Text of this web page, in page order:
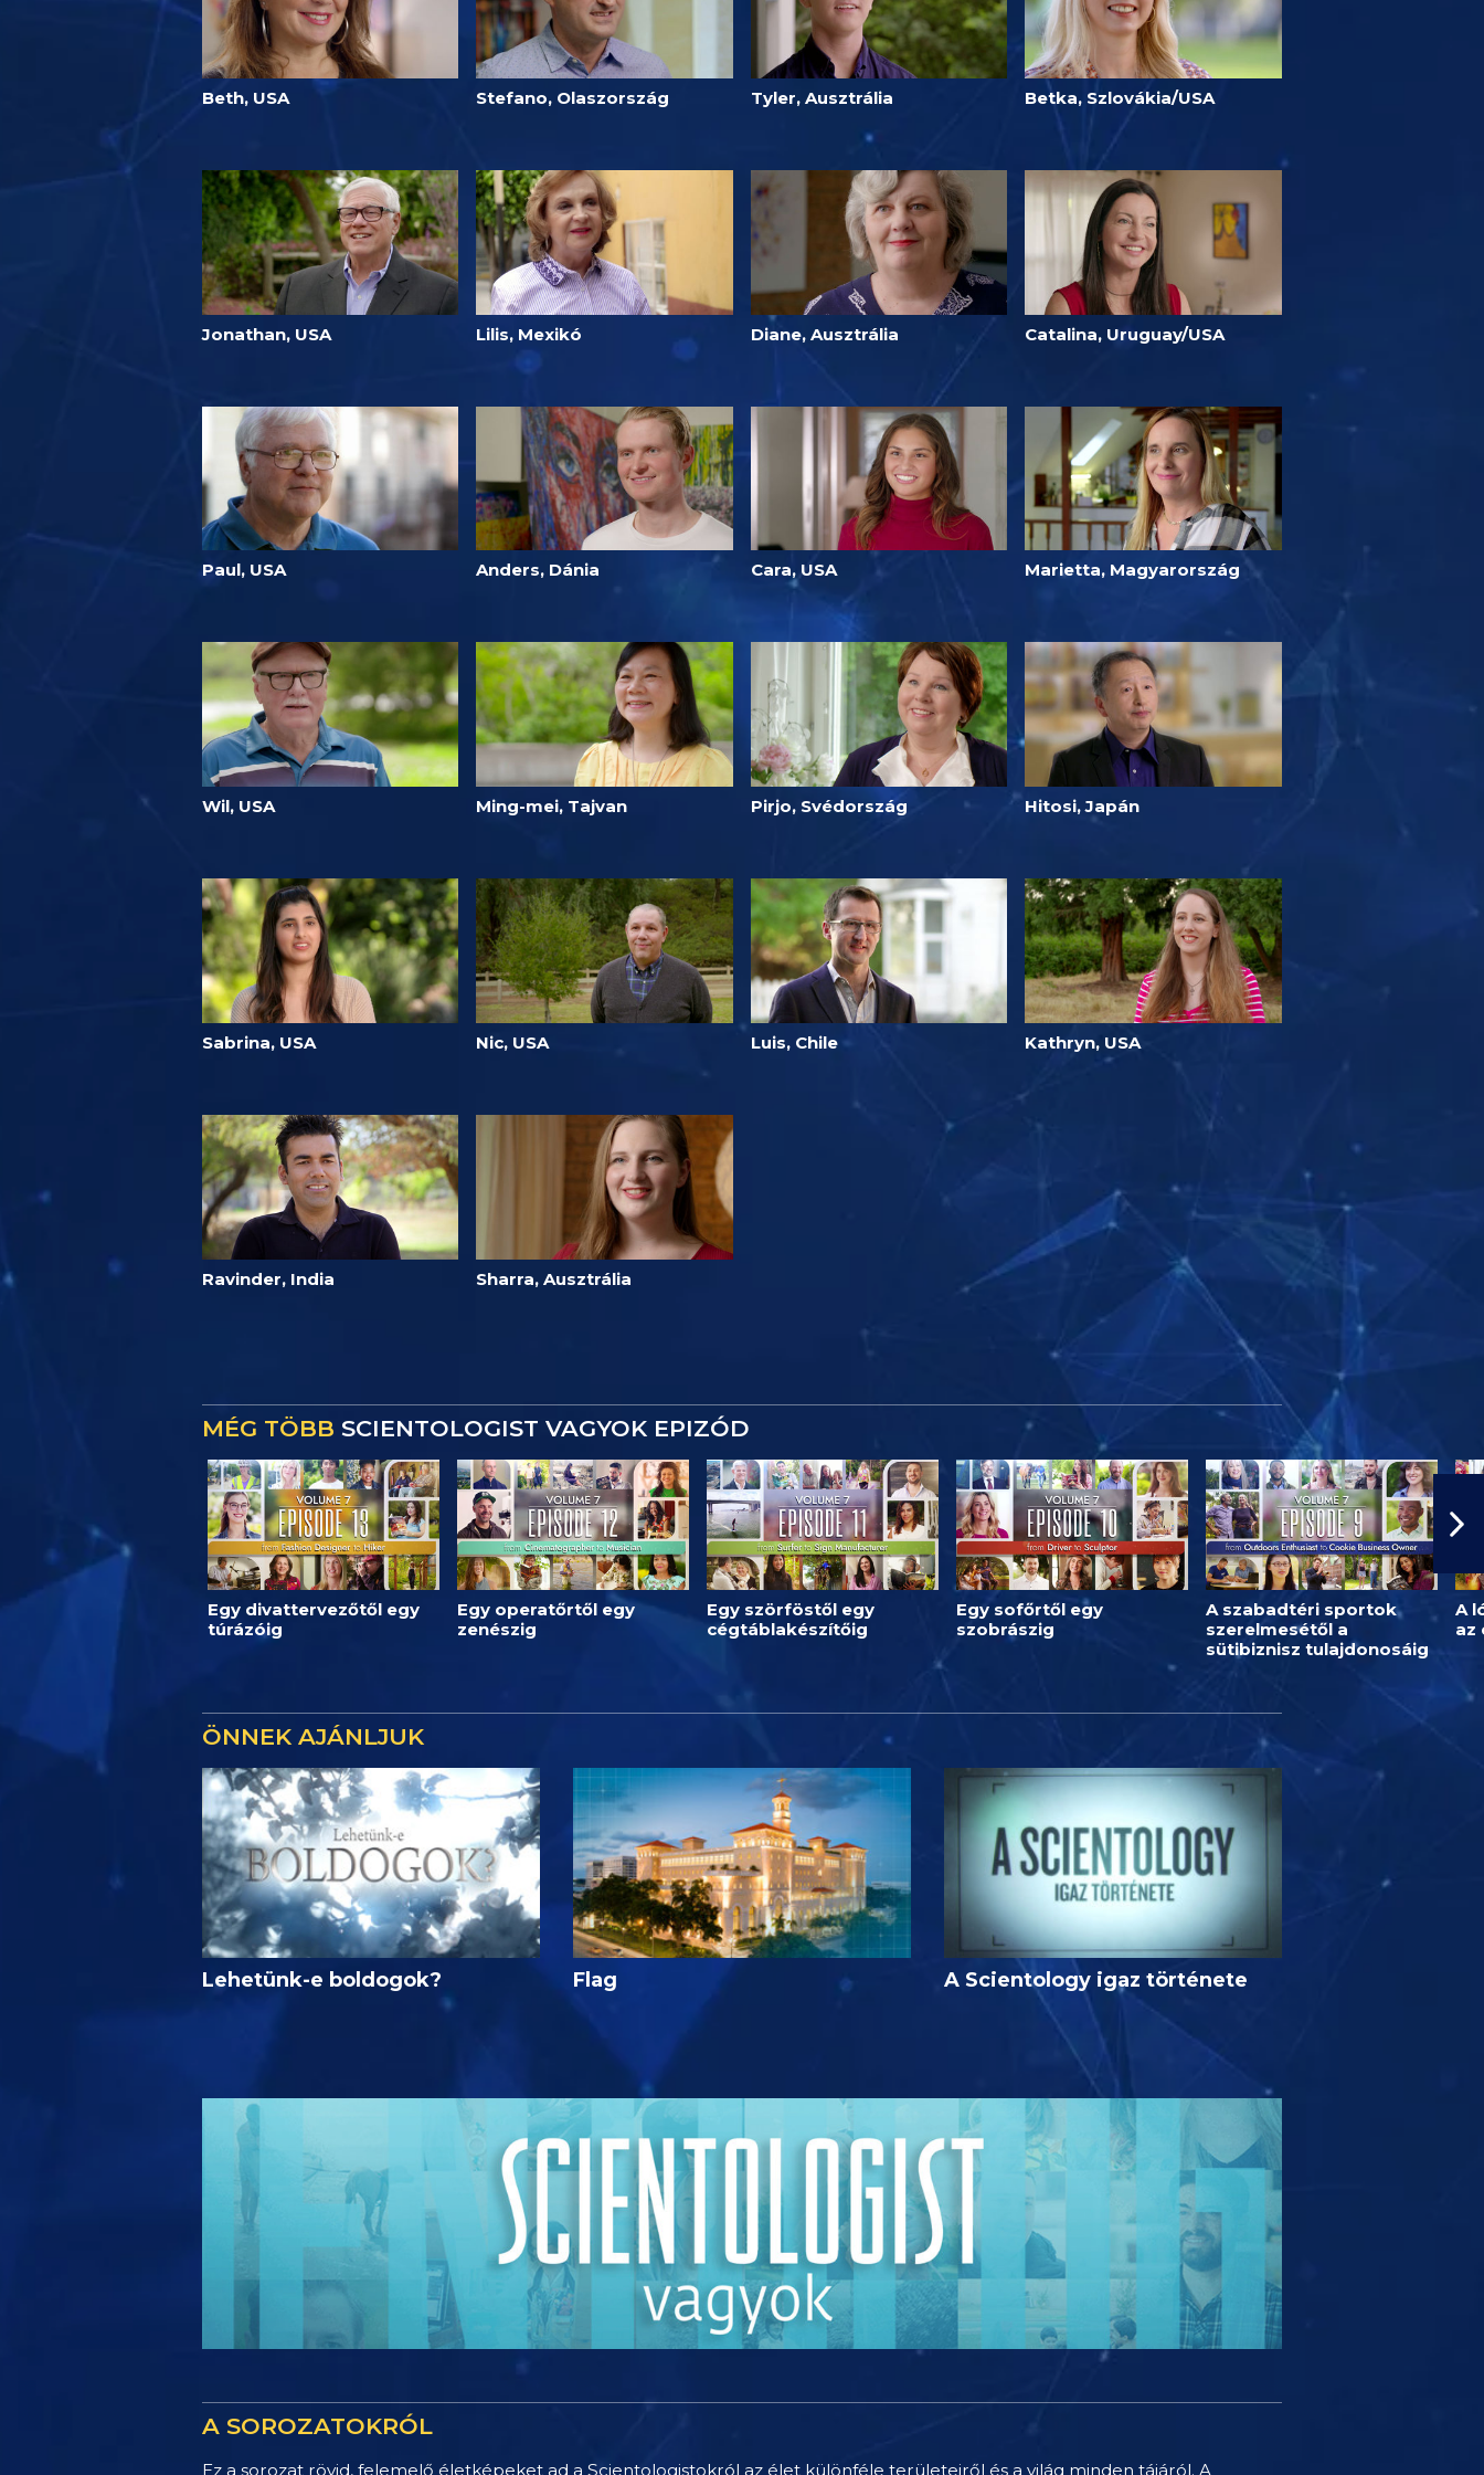
Beth, USA Stefano, Olaszország Tyler, Ausztrália Betka, Szlovákia/USA
Jonathan, USA Lilis, Mexikó Diane, Ausztrália Catalina, Uruguay/USA
Paul, USA Anders, Dánia Cara, USA Marietta, Magyarország
Wil, USA Ming-mei, Tajvan Pirjo, Svédország Hitosi, Japán
Sabrina, USA Nic, USA Luis, Chile Kathryn, USA
Ravinder, India Sharra, Ausztrália
MÉG TÖBB SCIENTOLOGIST VAGYOK EPIZÓD
Egy divattervezőtől egy
túrázóig
Egy operatőrtől egy
zenészig
Egy szörföstől egy
cégtáblakészítőig
Egy sofőrtől egy
szobrászig
A szabadtéri sportok
szerelmesétől a
sütibiznisz tulajdonosáig
A
az
ÖNNEK AJÁNLJUK
Lehetünk-e boldogok? Flag A Scientology igaz története
A SOROZATOKRÓL
Ez a sorozat rövid, felemelő életképeket ad a Scientologistokról az élet különféle területeiről és a világ minden tájáról. A